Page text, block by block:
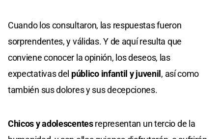
Cuando los consultaron, las respuestas fueron
sorprendentes, y válidas. Y de aquí resulta que
conviene conocer la opinión, los deseos, las
expectativas del público infantil y juvenil , así como
también sus dolores y sus decepciones.
Chicos y adolescentesrepresentan un tercio de la